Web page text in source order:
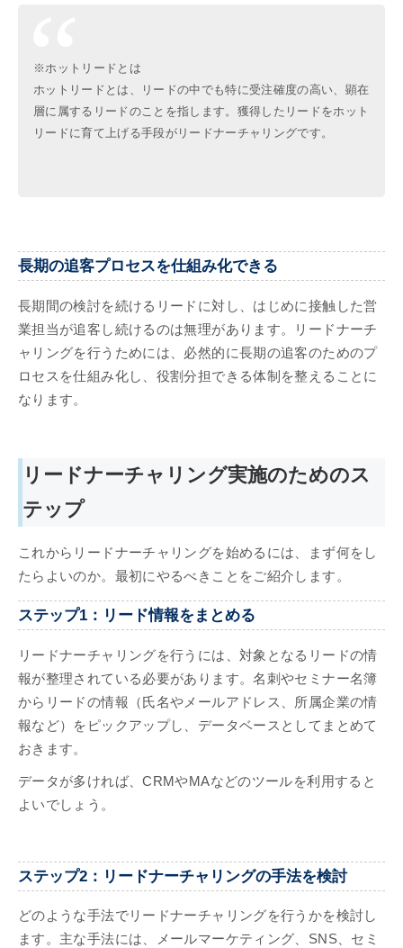
※ホットリードとは
ホットリードとは、リードの中でも特に受注確度の高い、顕在
層に属するリードのことを指します。獲得したリードをホット
リードに育て上げる手段がリードナーチャリングです。
長期の追客プロセスを仕組み化できる
長期間の検討を続けるリードに対し、はじめに接触した営
業担当が追客し続けるのは無理があります。リードナーチ
ャリングを行うためには、必然的に長期の追客のためのプ
ロセスを仕組み化し、役割分担できる体制を整えることに
なります。
リードナーチャリング実施のためのス
テップ
これからリードナーチャリングを始めるには、まず何をし
たらよいのか。最初にやるべきことをご紹介します。
ステップ1：リード情報をまとめる
リードナーチャリングを行うには、対象となるリードの情
報が整理されている必要があります。名刺やセミナー名簿
からリードの情報（氏名やメールアドレス、所属企業の情
報など）をピックアップし、データベースとしてまとめて
おきます。
データが多ければ、CRMやMAなどのツールを利用すると
よいでしょう。
ステップ2：リードナーチャリングの手法を検討
どのような手法でリードナーチャリングを行うかを検討し
ます。主な手法には、メールマーケティング、SNS、セミ